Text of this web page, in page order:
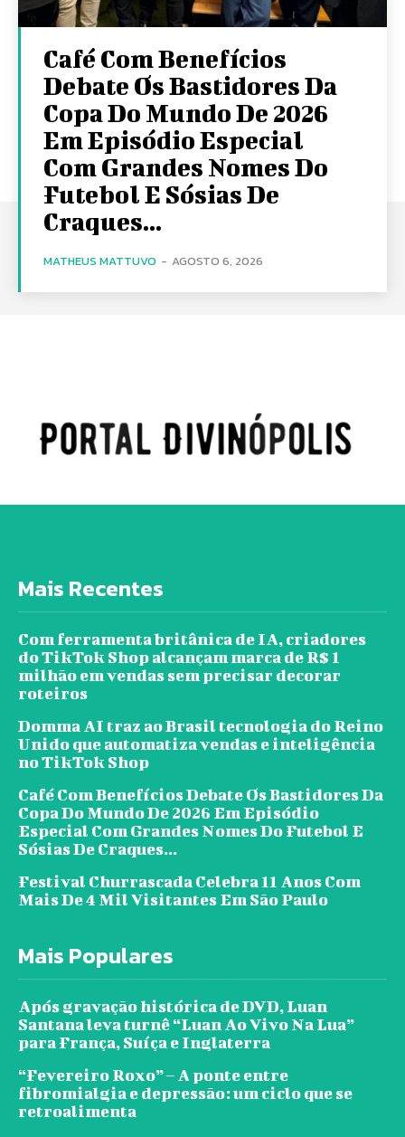
Café Com Benefícios
Debate Os Bastidores Da
Copa Do Mundo De 2026
Em Episódio Especial
Com Grandes Nomes Do
Futebol E Sósias De
Craques...
MATHEUS MATTUVO - AGOSTO 6, 2026
Mais Recentes
Com ferramenta britânica de IA, criadores
do TikTok Shop alcançam marca de R$ 1
milhão em vendas sem precisar decorar
roteiros
Domma AI traz ao Brasil tecnologia do Reino
Unido que automatiza vendas e inteligência
no TikTok Shop
Café Com Benefícios Debate Os Bastidores Da
Copa Do Mundo De 2026 Em Episódio
Especial Com Grandes Nomes Do Futebol E
Sósias De Craques...
Festival Churrascada Celebra 11 Anos Com
Mais De 4 Mil Visitantes Em São Paulo
Mais Populares
Após gravação histórica de DVD, Luan
Santana leva turnê “Luan Ao Vivo Na Lua”
para França, Suíça e Inglaterra
“Fevereiro Roxo” – A ponte entre
fibromialgia e depressão: um ciclo que se
retroalimenta